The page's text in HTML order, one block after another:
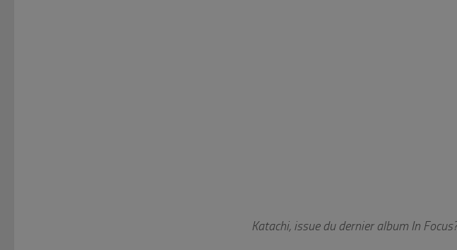
Katachi, issue du dernier album In Focus?